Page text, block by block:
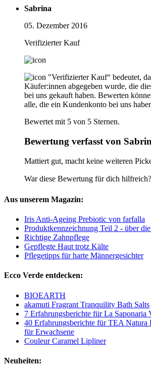
Sabrina
05. Dezember 2016
Verifizierter Kauf
"Verifizierter Kauf“ bedeutet,
Käufer:innen abgegeben wurde, die
bei uns gekauft haben. Bewerten
alle, die ein Kundenkonto bei uns
Bewertet mit 5 von 5 Sternen.
Bewertung verfasst von
Mattiert gut, macht keine weiteren
War diese Bewertung für dich hilfreich?
Aus unserem Magazin:
Iris Anti-Ageing Prebiotic von farfalla
Produktkennzeichnung Teil 2 - über
Richtige Zahnpflege
Gepflegte Haut trotz Kälte
Pflegetipps für harte Männergesichter
Ecco Verde entdecken:
BIOEARTH
akamuti Fragrant Tranquility Bath Salts
7 Erfahrungsberichte für La Saponaria
40 Erfahrungsberichte für TEA Natura
für Erwachsene
Couleur Caramel Lipliner
Neuheiten: